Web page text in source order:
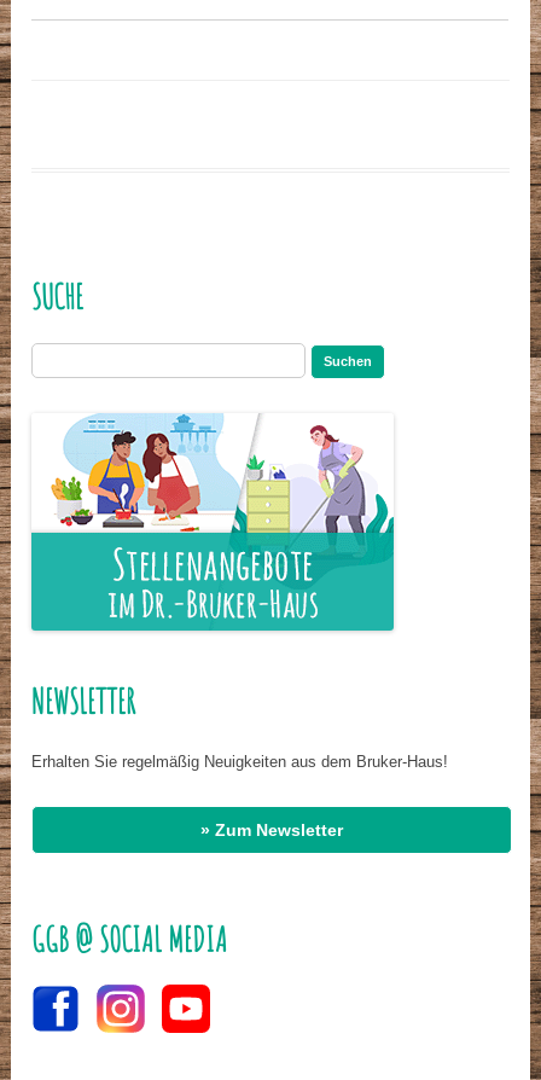
SUCHE
nach:
NEWSLETTER
Erhalten Sie regelmäßig Neuigkeiten aus dem Bruker-Haus!
» Zum Newsletter
GGB @ SOCIAL MEDIA